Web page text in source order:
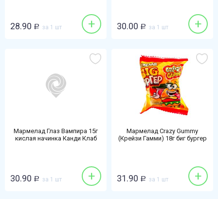
28.90 Р за 1 шт + 30.00 Р за 1 шт +
Мармелад Глаз Вампира 15г
кислая начинка Канди Клаб
30.90 Р за 1 шт +
Мармелад Crazy Gummy
(Крейзи Гамми) 18г биг бургер
31.90 Р за 1 шт +